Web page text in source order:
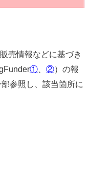
売情報などに基づき
① ②）の報
参照し、該当箇所に